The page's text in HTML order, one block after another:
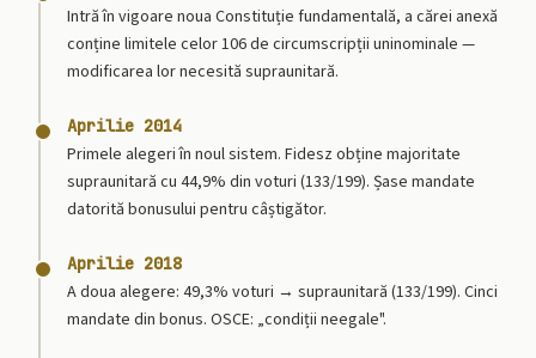
Intră în vigoare noua Constituție fundamentală, a cărei anexă
conține limitele celor 106 de circumscripții uninominale —
modificarea lor necesită supraunitară.
Aprilie 2014
Primele alegeri în noul sistem. Fidesz obține majoritate
supraunitară cu 44,9% din voturi (133/199). Șase mandate
datorită bonusului pentru câștigător.
Aprilie 2018
A doua alegere: 49,3% voturi → supraunitară (133/199). Cinci
mandate din bonus. OSCE: „condiții neegale".